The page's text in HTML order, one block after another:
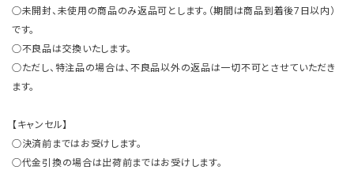
○未開封、未使用の商品のみ返品可とします。（期間は商品到着後7日以内）
です。
○不良品は交換いたします。
○ただし、特注品の場合は、不良品以外の返品は一切不可とさせていただき
ます。
【キャンセル】
○決済前まではお受けします。
○代金引換の場合は出荷前まではお受けします。